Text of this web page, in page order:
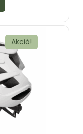
Akció!